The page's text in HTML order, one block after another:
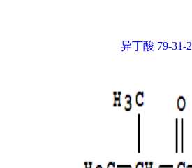
异丁酸 79-31-2